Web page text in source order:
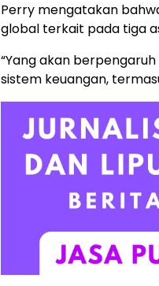
Perry mengatakan
global terkait pada tiga
“Yang akan
sistem keuangan,